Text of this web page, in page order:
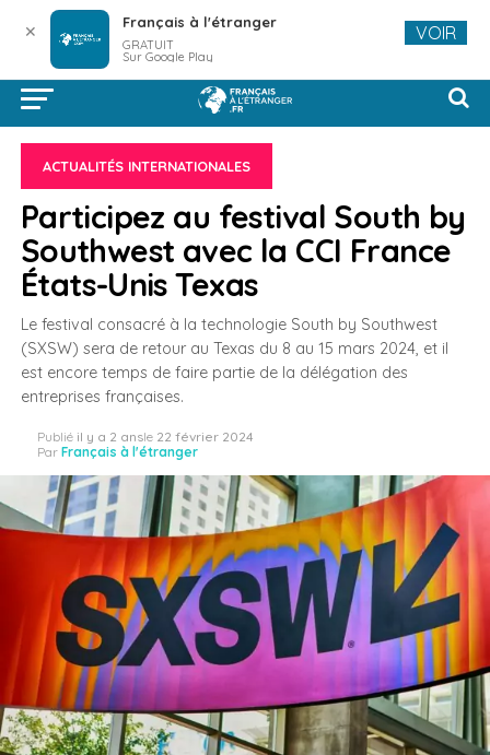
ACTUALITÉS INTERNATIONALES
Participez au festival South by
Southwest avec la CCI France
États-Unis Texas
Le festival consacré à la technologie South by Southwest
(SXSW) sera de retour au Texas du 8 au 15 mars 2024, et il
est encore temps de faire partie de la délégation des
entreprises françaises.
Publié il y a 2 ansle 22 février 2024
Par Français à l'étranger
✕ Français à l'étranger
GRATUIT
Sur Google Play
VOIR